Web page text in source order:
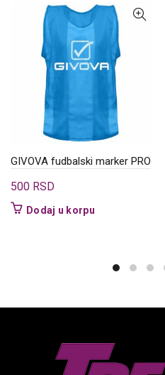
GIVOVA fudbalski marker PRO
500 RSD
Dodaj u korpu